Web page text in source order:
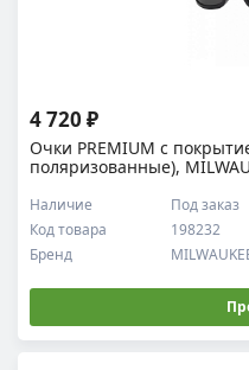
Очки PREMIUM с
поляризованные),
Код товара 198232
Наличие Под заказ
Бренд
4 720 ₽